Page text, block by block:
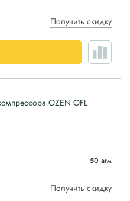
Получить скидку
OZEN OFL
50 атм
Получить скидку